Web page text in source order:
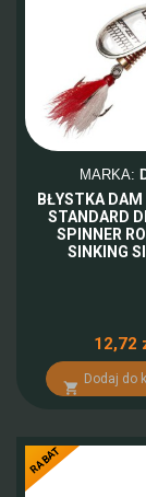
MARKA:
BŁYSTKA
STANDARD
SPINNER
SINKING
12,72

Dodaj do
RABAT